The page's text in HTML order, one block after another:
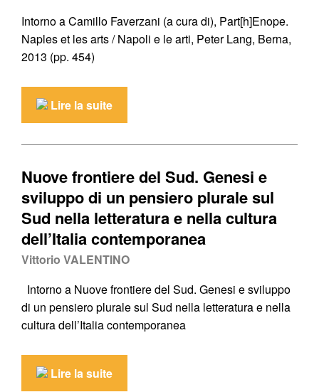
Intorno a Camillo Faverzani (a cura di), Part[h]Enope.
Naples et les arts / Napoli e le arti, Peter Lang, Berna,
2013 (pp. 454)
Lire la suite
Nuove frontiere del Sud. Genesi e
sviluppo di un pensiero plurale sul
Sud nella letteratura e nella cultura
dell’Italia contemporanea
Vittorio VALENTINO
Intorno a Nuove frontiere del Sud. Genesi e sviluppo
di un pensiero plurale sul Sud nella letteratura e nella
cultura dell’Italia contemporanea
Lire la suite